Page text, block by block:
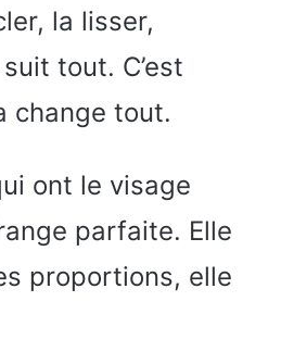
la lisser,
tout. C’est
change tout.
ont le visage
parfaite. Elle
proportions, elle